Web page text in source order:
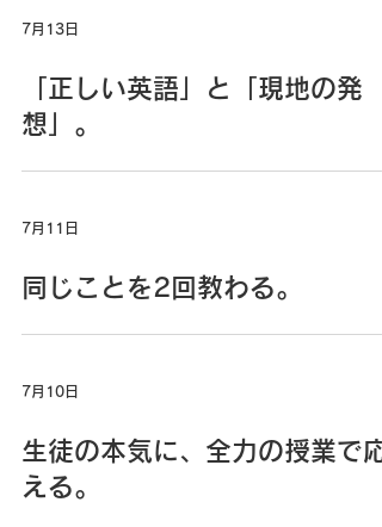
7月13日
「正しい英語」と「現地の発
想」。
7月11日
同じことを2回教わる。
7月10日
生徒の本気に、全力の授業で応
える。